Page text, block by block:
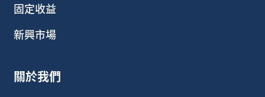
固定收益
新興市場
關於我們